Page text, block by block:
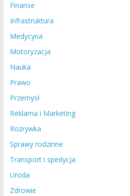
Finanse
Infrastruktura
Medycyna
Motoryzacja
Nauka
Prawo
Przemysł
Reklama i Marketing
Rozrywka
Sprawy rodzinne
Transport i spedycja
Uroda
Zdrowie